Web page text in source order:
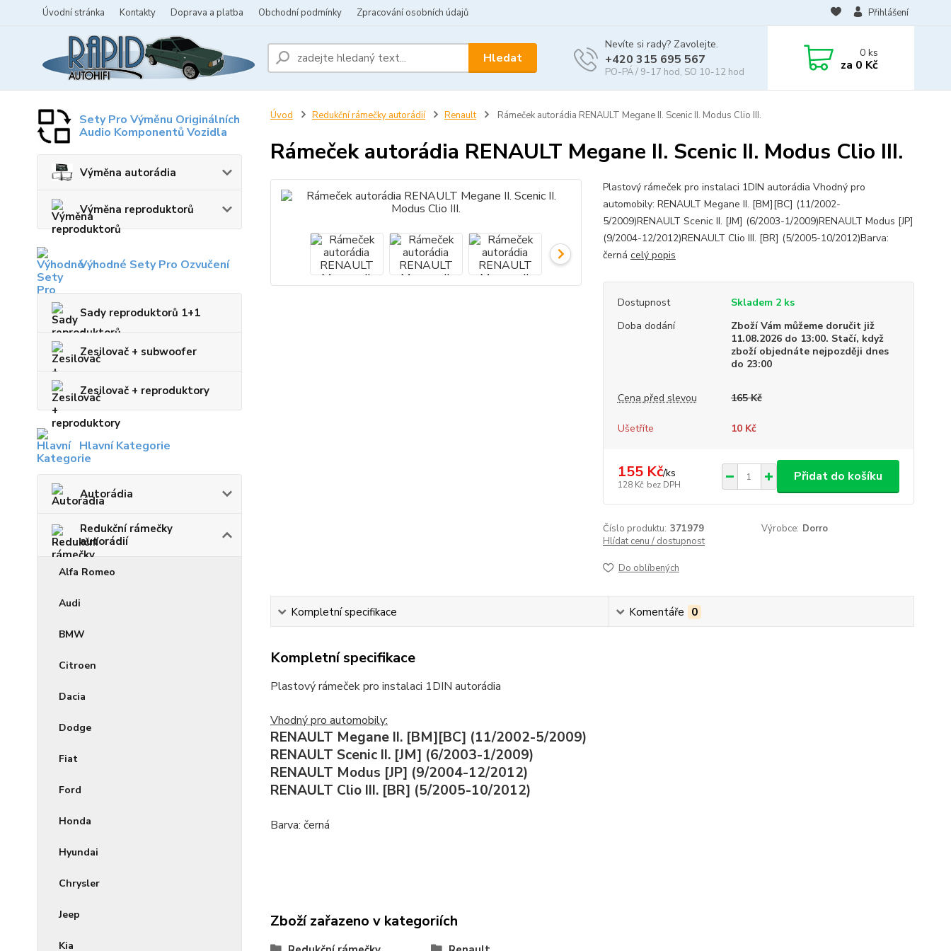
Úvodní stránka Kontakty Doprava a platba Obchodní podmínky Zpracování osobních údajů Přihlášení
Hledat
Nevíte si rady? Zavolejte.
+420 315 695 567
PO-PÁ / 9-17 hod, SO 10-12 hod
0ks
za 0 Kč
Sety Pro Výměnu Originálních
Audio Komponentů Vozidla
Výměna autorádia
Výměna reproduktorů
Výhodné Sety Pro Ozvučení
Sady reproduktorů 1+1
Zesilovač + subwoofer
Zesilovač + reproduktory
Hlavní Kategorie
Autorádia
Redukční rámečky
autorádií
Alfa Romeo
Audi
BMW
Citroen
Dacia
Dodge
Fiat
Ford
Honda
Hyundai
Chrysler
Jeep
Kia
Úvod Redukční rámečky autorádií Renault Rámeček autorádia RENAULT Megane II. Scenic II. Modus Clio III.
Rámeček autorádia RENAULT Megane II. Scenic II. Modus Clio III.
Plastový rámeček pro instalaci 1DIN autorádia Vhodný pro
automobily: RENAULT Megane II. [BM][BC] (11/2002-
5/2009)RENAULT Scenic II. [JM] (6/2003-1/2009)RENAULT Modus [JP]
(9/2004-12/2012)RENAULT Clio III. [BR] (5/2005-10/2012)Barva:
černá celý popis
Dostupnost
Skladem 2 ks
Doba dodání
Zboží Vám můžeme doručit již
11.08.2026 do 13:00. Stačí, když
zboží objednáte nejpozději dnes
do 23:00
Cena před slevou 165 Kč
Ušetříte 10 Kč
155 Kč/ks
128 Kč bez DPH
Přidat do košíku
Číslo produktu: 371979 Výrobce: Dorro
Hlídat cenu / dostupnost
Do oblíbených
Kompletní specifikace Komentáře 0
Kompletní specifikace
Plastový rámeček pro instalaci 1DIN autorádia
Vhodný pro automobily:
RENAULT Megane II. [BM][BC] (11/2002-5/2009)
RENAULT Scenic II. [JM] (6/2003-1/2009)
RENAULT Modus [JP] (9/2004-12/2012)
RENAULT Clio III. [BR] (5/2005-10/2012)
Barva: černá
Zboží zařazeno v kategoriích